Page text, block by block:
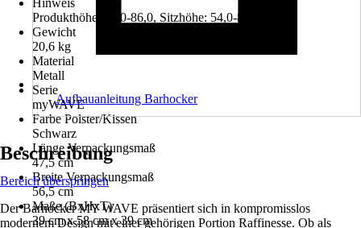
Hinweis
Produkthöhe: 58,0-86,0, Sitzhöhe: 54,0-82,0
Gewicht
20,6 kg
Material
Metall
Serie
myWAVE
Farbe Polster/Kissen
Schwarz
Länge Verpackungsmaß
47,5 cm
Breite Verpackungsmaß
56,5 cm
Maße (BxHxT)
39 cm x 58 cm x 39 cm
Aufbauanleitung Barhocker
Beschreibung
Bereich überspringen
Der Barhocker MY WAVE präsentiert sich in kompromisslos
modernem Design mit einer gehörigen Portion Raffinesse. Ob als